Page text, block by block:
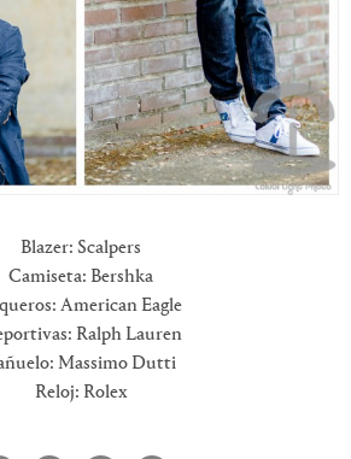
Blazer: Scalpers
Camiseta: Bershka
American Eagle
Ralph Lauren
Massimo Dutti
Reloj: Rolex